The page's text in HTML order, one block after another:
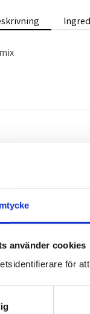
använder cookies
för